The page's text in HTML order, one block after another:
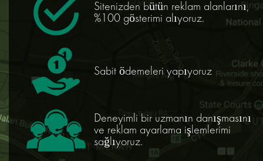
Sitenizden bütün reklam alanlarını,
%100 gösterimi alıyoruz.
Sabit ödemeleri yapıyoruz
Deneyimli bir uzmanın danışmasını
ve reklam ayarlama işlemlerimi
sağlıyoruz.